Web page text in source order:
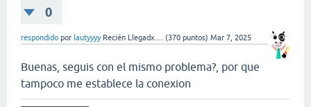
0
respondido por lautyyyy Recién Llegadx.... (370 puntos) Mar 7, 2025
Buenas, seguis con el mismo problema?, por que
tampoco me establece la conexion